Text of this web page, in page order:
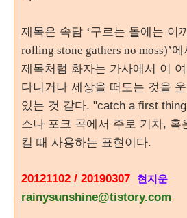
제목은 속담 ‘구르는 돌에는 이
rolling stone gathers no moss)’에
제목처럼 화자는 가사에서 이
다니거나 세상을 떠도는 것을
있는 것 같다. "catch a first
스나 포크 곡에서 주로 기차, 혹
킬 때 사용하는 표현이다.
20121102 / 20190307 현지운
rainysunshine@tistory.com